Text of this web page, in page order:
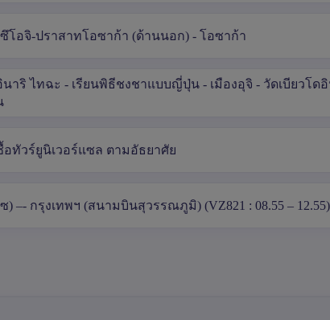
อจิ-ปราสาทโอซาก้า (ด้านนอก) - โอซาก้า
นาริ ไทฉะ - เรียนพิธีชงชาแบบญี่ปุ่น - เมืองอุจิ - วัดเบียวโ
ทัวร์ยูนิเวอร์แซล ตามอัธยาศัย
–- กรุงเทพฯ (สนามบินสุวรรณภูมิ) (VZ821 : 08.55 – 12.55)